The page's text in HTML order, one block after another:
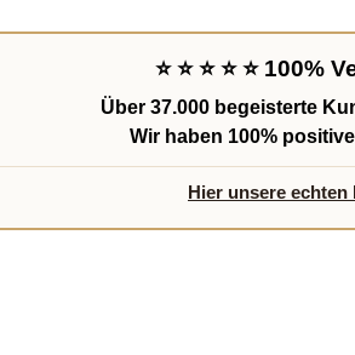
⭐ ⭐ ⭐ ⭐ ⭐
Über 37.000 begeisterte
Wir haben 100%
Hier unsere